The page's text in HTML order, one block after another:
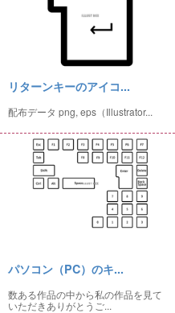
リターンキーのアイコ...
配布データ png, eps（Illustrator...
パソコン（PC）のキ...
数ある作品の中から私の作品を見て
いただきありがとうご...